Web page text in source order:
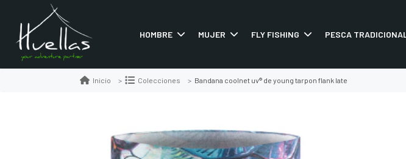
HOMBRE MUJER FLY FISHING PESCA
Inicio Colecciones Bandana coolnet uv® de young tarpon flank late